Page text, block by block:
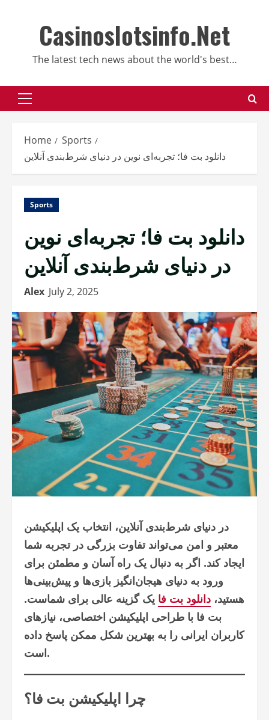
Casinoslotsinfo.Net
The latest tech news about the world's best…
Primary
Home
Sports
دانلود بت فا؛ تجربه‌ای نوین در دنیای شرط‌بندی آنلاین
Sports
دانلود بت فا؛ تجربه‌ای نوین
در دنیای شرط‌بندی آنلاین
Alex July 2, 2025
در دنیای شرط‌بندی آنلاین، انتخاب یک اپلیکیشن
معتبر و امن می‌تواند تفاوت بزرگی در تجربه شما
ایجاد کند. اگر به دنبال یک راه آسان و مطمئن برای
ورود به دنیای هیجان‌انگیز بازی‌ها و پیش‌بینی‌ها
هستید، دانلود بت فا یک گزینه عالی برای شماست.
بت فا با طراحی اپلیکیشن اختصاصی، نیازهای
کاربران ایرانی را به بهترین شکل ممکن پاسخ داده
است.
چرا اپلیکیشن بت فا؟